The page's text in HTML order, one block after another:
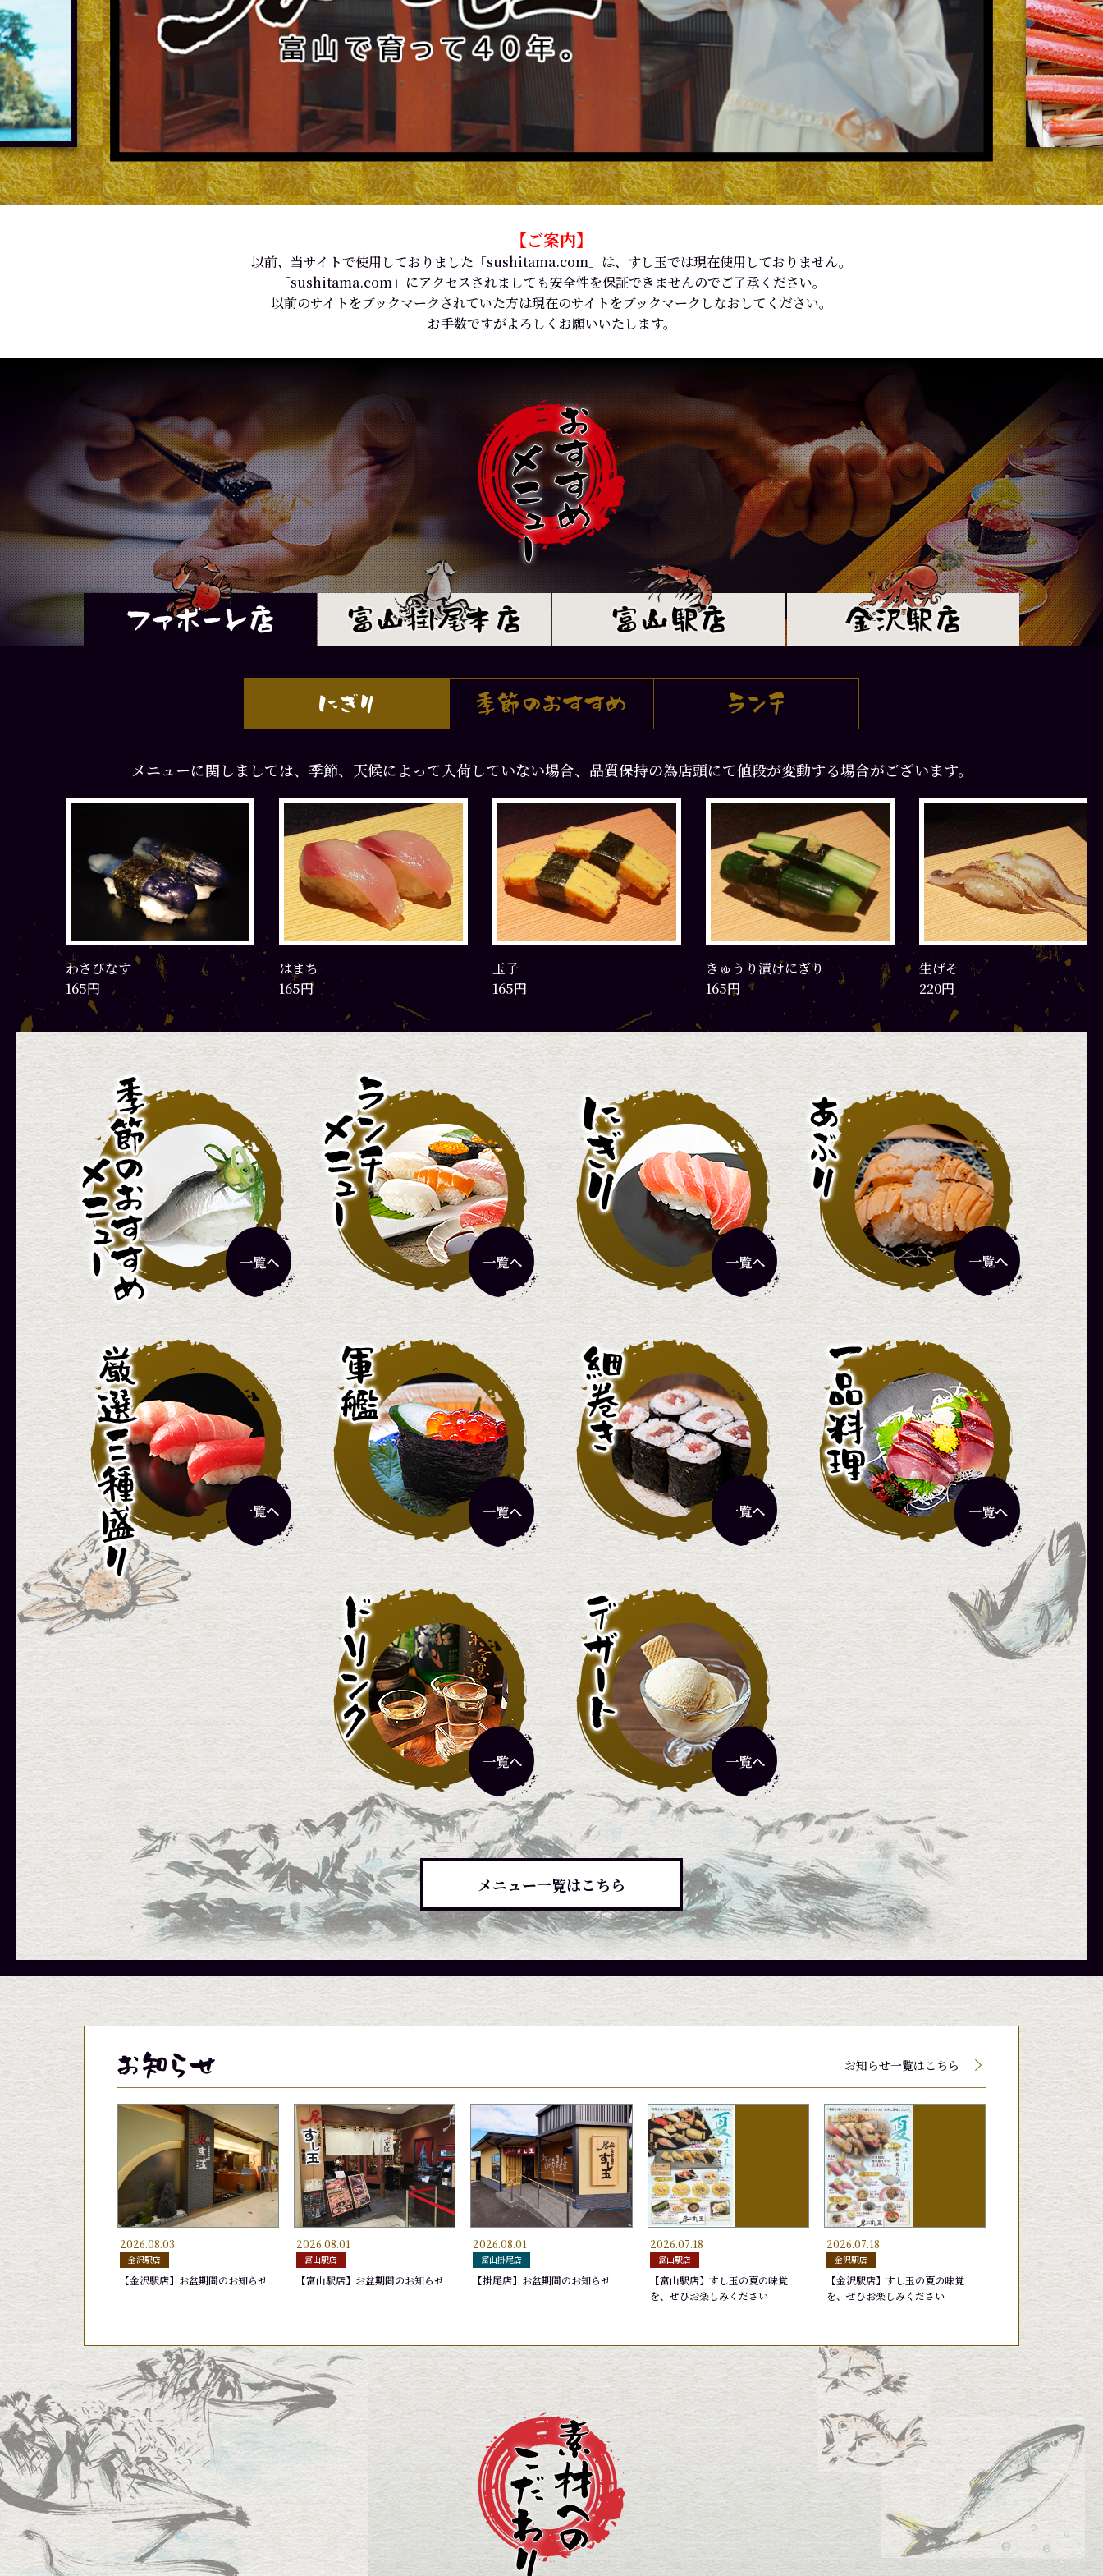
【ご案内】
以前、当サイトで使用しておりました「sushitama.com」は、すし玉では現在使用しておりません。
「sushitama.com」にアクセスされましても安全性を保証できませんのでご了承ください。
以前のサイトをブックマークされていた方は現在のサイトをブックマークしなおしてください。
お手数ですがよろしくお願いいたします。
メニューに関しましては、季節、天候によって入荷していない場合、品質保持の為店頭にて値段が変動する場合がございます。
はまち
165円
玉子
165円
きゅうり漬けにぎり
165円
生げそ
220円
ゆでげそ
220円
グルメランチ
1,320円
彩りランチ
1,870円
厳選ランチ
2,420円
メニュー一覧はこちら
メニューに関しましては、季節、天候によって入荷していない場合、品質保持の為店頭にて値段が変動する場合がございます。
きゅうり漬けにぎり
165円
いなり
165円
ゆでげそ
220円
おまかせ10貫盛り 2,420円 日替りランチ 1,650円
メニューに関しましては、季節、天候によって入荷していない場合、品質保持の為店頭にて値段が変動する場合がございます。
220円
ふくらぎ
275円
深〆のさば
275円
おすすめ11貫盛り かがやき７(セブン)
メニューに関しましては、季節、天候によって入荷していない場合、品質保持の為店頭にて値段が変動する場合がございます。
165円
玉子
165円
さわら
165円
天然ブリ
440円
ほたるいか沖漬け
440円
あかいか
440円
天然ブリトロ
550円
がすえび
770円
グルメ盛り
1,540円
旬鮮かがやき盛り
1,760円
お勧め７選 加賀雅
2,090円
厳選すし玉盛り
2,530円
特選北陸盛り
2,750円
お知らせ一覧はこちら
2026.08.03
金沢駅店
【金沢駅店】お盆期間のお知らせ
2026.08.01
富山駅店
【富山駅店】お盆期間のお知らせ
2026.08.01
富山掛尾店
【掛尾店】お盆期間のお知らせ
2026.07.18
富山駅店
【富山駅店】すし玉の夏の味覚
を、ぜひお楽しみください
2026.07.18
金沢駅店
【金沢駅店】すし玉の夏の味覚
を、ぜひお楽しみください